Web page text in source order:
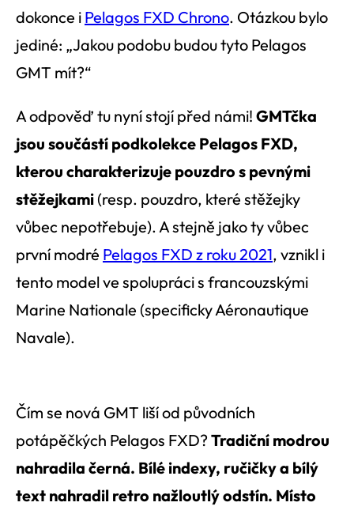
dokonce i Pelagos FXD Chrono. Otázkou bylo
jediné: „Jakou podobu budou tyto Pelagos
GMT mít?“
A odpověď tu nyní stojí před námi! GMTčka
jsou součástí podkolekce Pelagos FXD,
kterou charakterizuje pouzdro s pevnými
stěžejkami (resp. pouzdro, které stěžejky
vůbec nepotřebuje). A stejně jako ty vůbec
první modré Pelagos FXD z roku 2021, vznikl i
tento model ve spolupráci s francouzskými
Marine Nationale (specificky Aéronautique
Navale).
Čím se nová GMT liší od původních
potápěčkých Pelagos FXD? Tradiční modrou
nahradila černá. Bílé indexy, ručičky a bílý
text nahradil retro nažloutlý odstín. Místo